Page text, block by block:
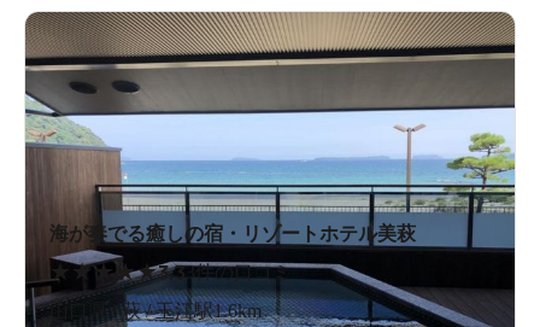
海が奏でる癒しの宿・リゾートホテル美萩
★ ★★★★3.33件の口コミ
山口県 / 萩 / 玉江駅1.6km